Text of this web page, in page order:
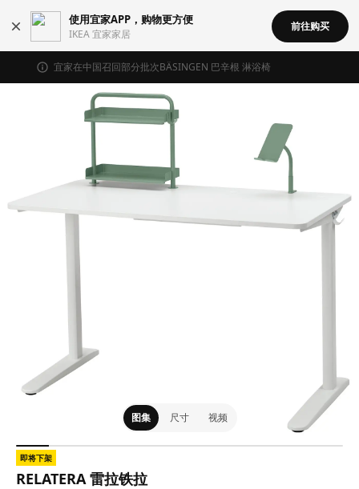
使用宜家APP，购物更方便
IKEA 宜家家居
前往购买
宜家在中国召回部分批次BÄSINGEN 巴辛根 淋浴椅
图集 尺寸 视频
即将下架
RELATERA 雷拉铁拉